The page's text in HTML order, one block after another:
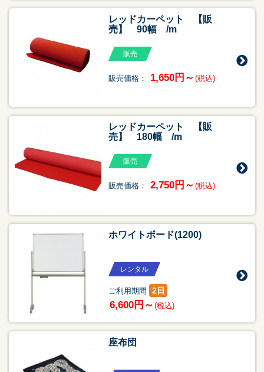
レッドカーペット 【販
売】 90幅 /m
販売
販売価格： 1,650円～ (税込)
レッドカーペット 【販
売】 180幅 /m
販売
販売価格： 2,750円～ (税込)
ホワイトボード(1200)
レンタル
ご利用期間 2日
6,600円～ (税込)
座布団